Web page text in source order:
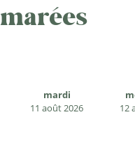
mardi
11 août 2026
12